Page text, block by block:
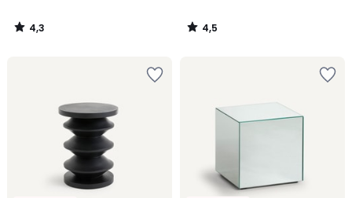
4,3
/
4,5
/